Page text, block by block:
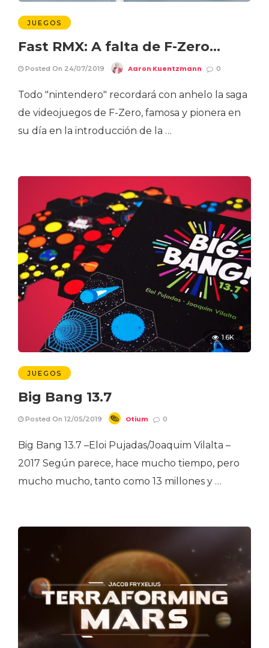
JUEGOS
Fast RMX: A falta de F-Zero…
Posted On 24/07/2019 Aaron Kuentzmann 0
Todo "nintendero" recordará con anhelo la saga
de videojuegos de F-Zero, famosa y pionera en
su día en la introducción de la …
1.6K
JUEGOS
Big Bang 13.7
Posted On 12/05/2019 Otium 0
Big Bang 13.7 –Eloi Pujadas/Joaquim Vilalta –
2017 Según parece, hace mucho tiempo, pero
mucho mucho, tanto como 13 millones y …